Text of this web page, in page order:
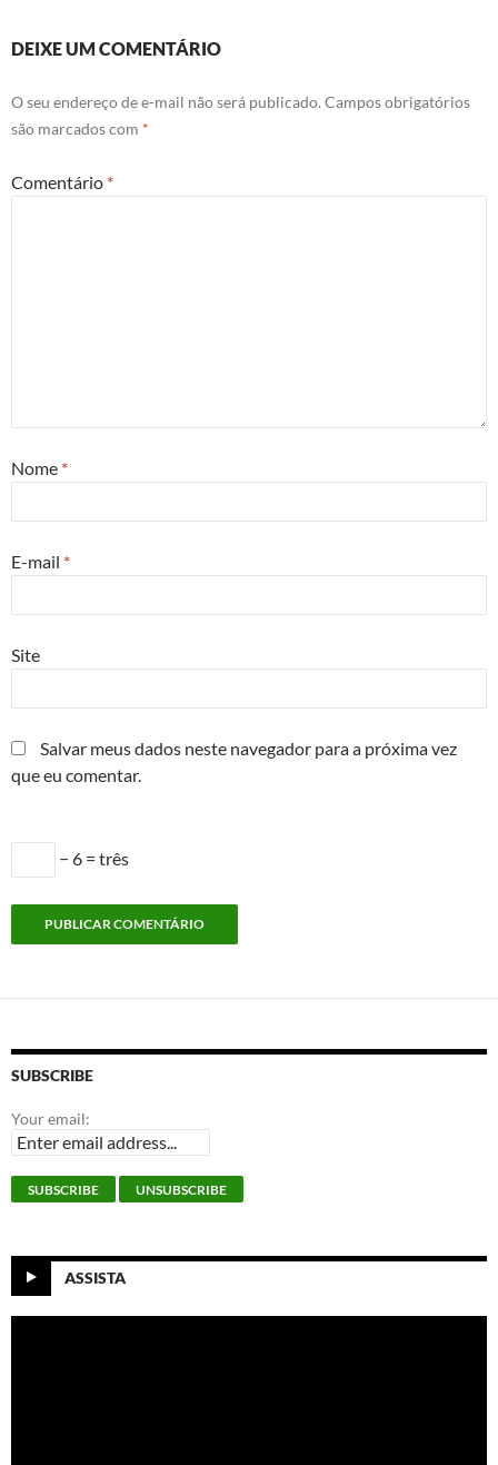
DEIXE UM COMENTÁRIO
O seu endereço de e-mail não será publicado. Campos obrigatórios
são marcados com *
Comentário *
Nome *
E-mail *
Site
Salvar meus dados neste navegador para a próxima vez
que eu comentar.
− 6 = três
SUBSCRIBE
Your email:
ASSISTA